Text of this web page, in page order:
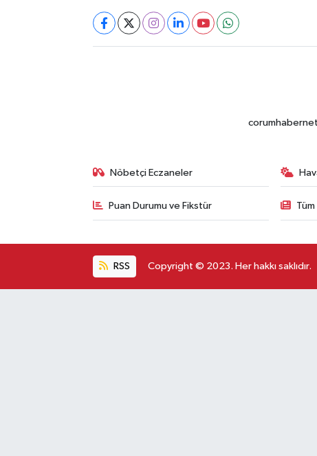
Nöbetçi Eczaneler
Puan Durumu ve Fikstür
RSS Copyright © 2023. Her hakkı saklıdır.